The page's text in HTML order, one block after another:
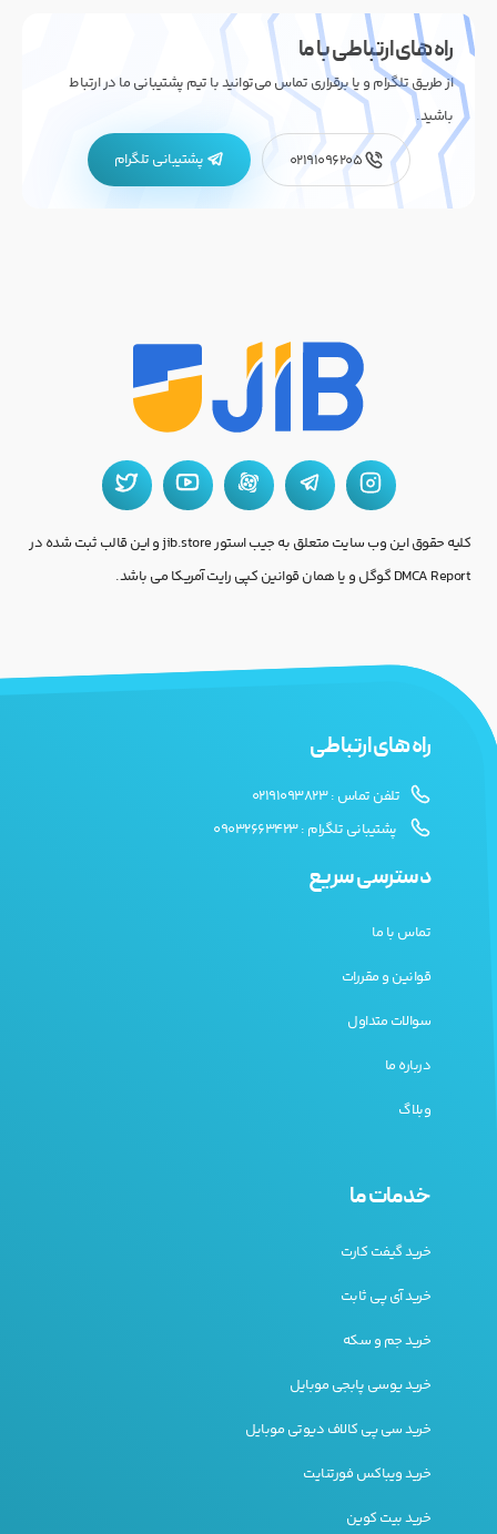
راه های ارتباطی با ما
از طریق تلگرام و یا برقراری تماس می‌توانید با تیم پشتیبانی ما در ارتباط
باشید.
02191096205
پشتیبانی تلگرام
کلیه حقوق این وب سایت متعلق به جیب استور jib.store و این قالب ثبت شده در
DMCA Report گوگل و یا همان قوانین کپی رایت آمریکا می باشد.
راه های ارتباطی
تلفن تماس : 02191093823
پشتیبانی تلگرام : 09032663423
دسترسی سریع
تماس با ما
قوانین و مقررات
سوالات متداول
درباره ما
وبلاگ
خدمات ما
خرید گیفت کارت
خرید آی پی ثابت
خرید جم و سکه
خرید یوسی پابجی موبایل
خرید سی پی کالاف دیوتی موبایل
خرید ویباکس فورتنایت
خرید بیت کوین